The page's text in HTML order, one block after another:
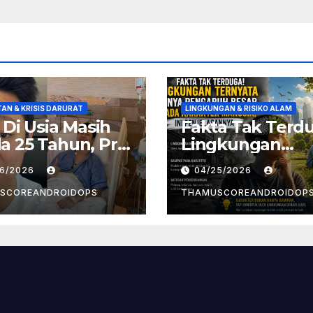
& KRISIS DARURAT
Usia Masih
25 Tahun, Pria
Divonis
Limfoma, Ini
2026
LINGKUNGAN & RISIKO ALAM
Fakta Tak
Lingkungan
Ternyata Punya
Pengaruh
Pada Karakter
Manusia, Ini
04/25/2026